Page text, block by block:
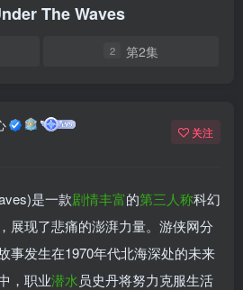
The Waves
2 第2集
关注
是一款剧情丰富的第三人称科幻
展现了悲痛的澎湃力量。游侠网分
事发生在1970年代北海深处的未来
，职业潜水 员史丹将努力克服生活